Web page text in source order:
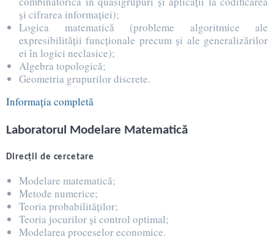
şi cifrarea informaţiei);
Logica matematică (probleme algoritmice ale
expresibilităţii funcţionale precum şi ale generalizărilor
ei în logici neclasice);
Algebra topologică;
Geometria grupurilor discrete.
Informația completă
Laboratorul Modelare Matematică
Direcţii de cercetare
Modelare matematică;
Metode numerice;
Teoria probabilităţilor;
Teoria jocurilor şi control optimal;
Modelarea proceselor economice.